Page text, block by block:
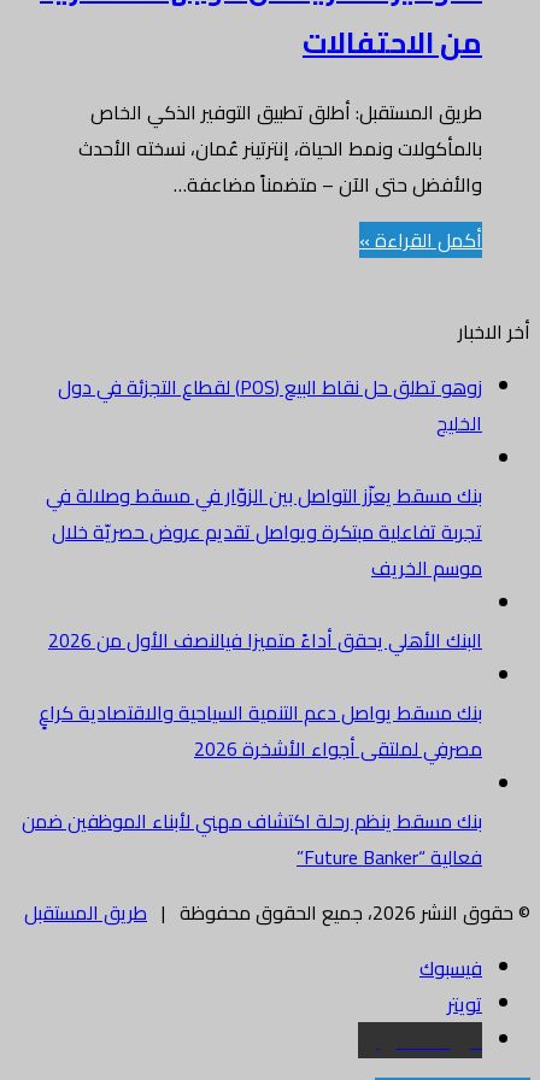
من الاحتفالات
طريق المستقبل: أطلق تطبيق التوفير الذكي الخاص
بالمأكولات ونمط الحياة، إنترتينر عُمان، نسخته الأحدث
والأفضل حتى الآن – متضمناً مضاعفة…
أكمل القراءة »
أخر الاخبار
زوهو تطلق حل نقاط البيع (POS) لقطاع التجزئة في دول
الخليج
بنك مسقط يعزّز التواصل بين الزوّار في مسقط وصلالة في
تجربة تفاعلية مبتكرة ويواصل تقديم عروض حصريّة خلال
موسم الخريف
البنك الأهلي يحقق أداءً متميزا فيالنصف الأول من 2026
بنك مسقط يواصل دعم التنمية السياحية والاقتصادية كراعٍ
مصرفي لملتقى أجواء الأشخرة 2026
بنك مسقط ينظم رحلة اكتشاف مهني لأبناء الموظفين ضمن
فعالية “Future Banker”
© حقوق النشر 2026، جميع الحقوق محفوظة |
طريق المستقبل
فيسبوك
تويتر
البريد الالكتروني